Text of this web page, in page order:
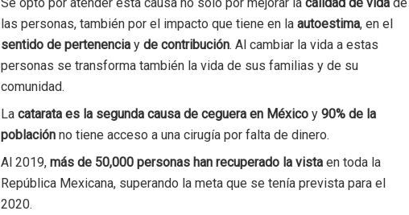
las personas, también por el impacto que tiene en laautoestima, en el
sentido de pertenenciayde contribución. Al cambiar la vida a estas
personas se transforma también la vida de sus familias y de su
comunidad.
Lacatarata es la segunda causa de ceguera en Méxicoy90% de la
poblaciónno tiene acceso a una cirugía por falta de dinero.
Al 2019,más de 50,000 personas han recuperado la vistaen toda la
República Mexicana, superando la meta que se tenía prevista para el
2020.